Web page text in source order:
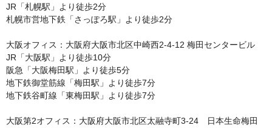
JR「札幌駅」より徒歩2分
札幌市営地下鉄「さっぽろ駅」より徒歩2分
大阪オフィス：大阪府大阪市北区中崎西2-4-12 梅田センタービル
JR「大阪駅」より徒歩10分
阪急「大阪梅田駅」より徒歩5分
地下鉄御堂筋線「梅田駅」より徒歩7分
地下鉄谷町線「東梅田駅」より徒歩7分
大阪第2オフィス：大阪府大阪市北区太融寺町3-24　日本生命梅田